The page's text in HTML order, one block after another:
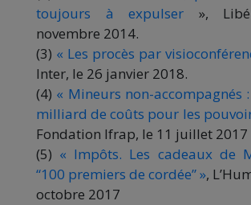
toujours à expulser »,
novembre 2014.
(3) « Les procès par
Inter, le 26 janvier 2018.
(4) « Mineurs non-accompagnés
milliard de coûts pour les
Fondation Ifrap, le 11 juillet 2017
(5) « Impôts. Les cadeaux de
“100 premiers de cordée” »,
octobre 2017